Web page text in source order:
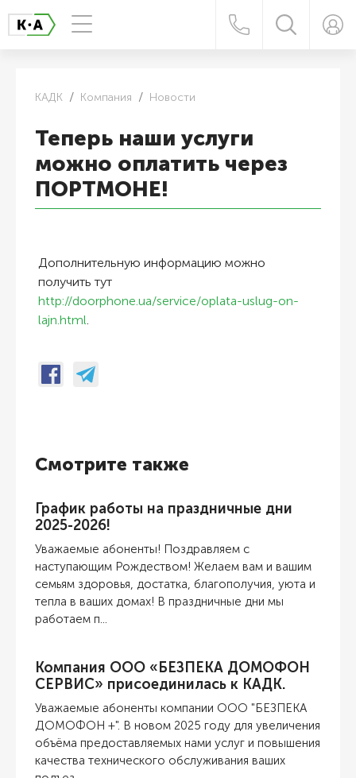
КАДК Компания Новости
Теперь наши услуги
можно оплатить через
ПОРТМОНЕ!
Дополнительную информацию можно
получить тут
http://doorphone.ua/service/oplata-uslug-on-
lajn.html.
Смотрите также
График работы на праздничные дни
2025-2026!
Уважаемые абоненты! Поздравляем с
наступающим Рождеством! Желаем вам и вашим
семьям здоровья, достатка, благополучия, уюта и
тепла в ваших домах! В праздничные дни мы
работаем п...
Компания ООО «БЕЗПЕКА ДОМОФОН
СЕРВИС» присоединилась к КАДК.
Уважаемые абоненты компании ООО "БЕЗПЕКА
ДОМОФОН +". В новом 2025 году для увеличения
объёма предоставляемых нами услуг и повышения
качества технического обслуживания ваших